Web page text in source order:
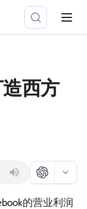
西方
的营业利润